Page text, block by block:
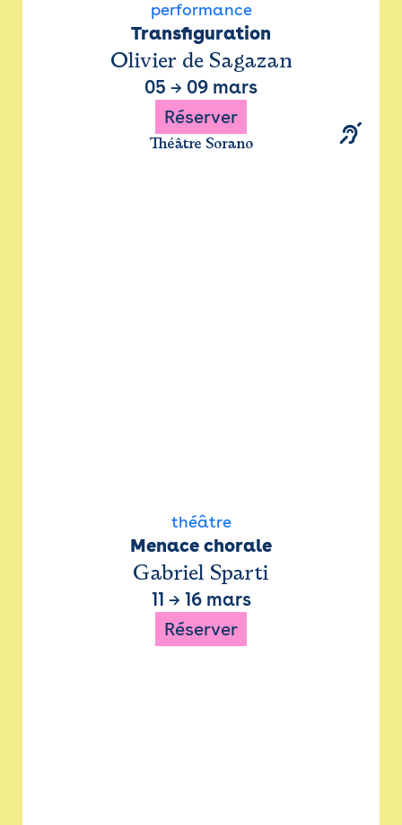
performance
Transfiguration
Olivier de Sagazan
05 → 09 mars
Réserver
Théâtre Sorano
théâtre
Menace chorale
Gabriel Sparti
11 → 16 mars
Réserver